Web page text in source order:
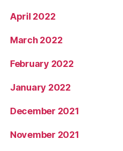
April 2022
March 2022
February 2022
January 2022
December 2021
November 2021